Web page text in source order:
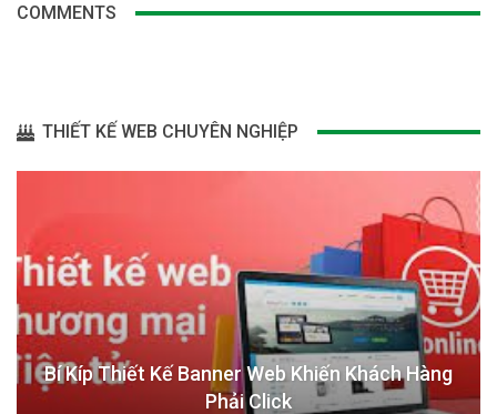
COMMENTS
THIẾT KẾ WEB CHUYÊN NGHIỆP
Bí Kíp Thiết Kế Banner Web Khiến Khách Hàng
Phải Click